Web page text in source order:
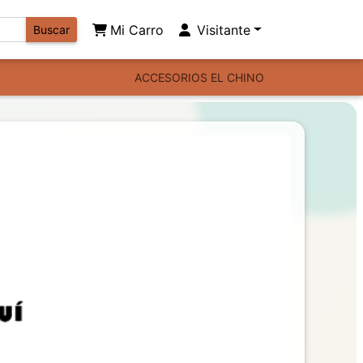
Buscar Mi Carro Visitante
ACCESORIOS EL CHINO